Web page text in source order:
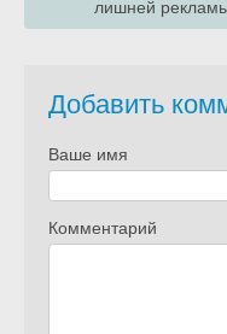
лишней
Добавить
Ваше имя
Комментарий